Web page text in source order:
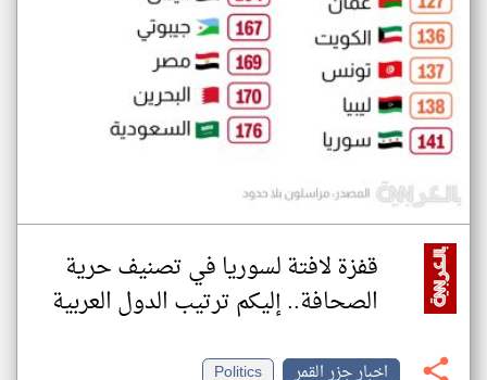
قفزة لافتة لسوريا في تصنيف حرية
الصحافة.. إليكم ترتيب الدول العربية
اخبار جزر القمر
Politics